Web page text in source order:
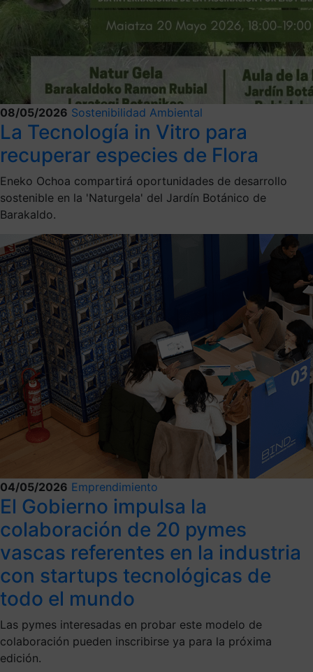
08/05/2026 Sostenibilidad Ambiental
La Tecnología in Vitro para
recuperar especies de Flora
Eneko Ochoa compartirá oportunidades de desarrollo
sostenible en la 'Naturgela' del Jardín Botánico de
Barakaldo.
04/05/2026 Emprendimiento
El Gobierno impulsa la
colaboración de 20 pymes
vascas referentes en la industria
con startups tecnológicas de
todo el mundo
Las pymes interesadas en probar este modelo de
colaboración pueden inscribirse ya para la próxima
edición.